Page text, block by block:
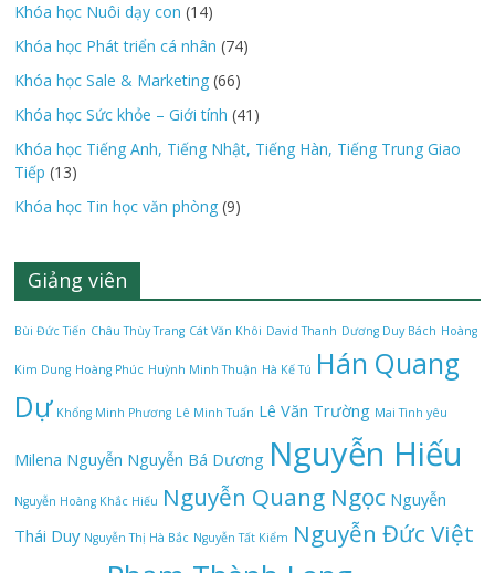
Khóa học Nuôi dạy con (14)
Khóa học Phát triển cá nhân (74)
Khóa học Sale & Marketing (66)
Khóa học Sức khỏe – Giới tính (41)
Khóa học Tiếng Anh, Tiếng Nhật, Tiếng Hàn, Tiếng Trung Giao
Tiếp (13)
Khóa học Tin học văn phòng (9)
Giảng viên
Bùi Đức Tiến Châu Thùy Trang Cát Văn Khôi David Thanh Dương Duy Bách Hoàng
Kim Dung Hoàng Phúc Huỳnh Minh Thuận Hà Kế Tú Hán Quang
Dự Khổng Minh Phương Lê Minh Tuấn Lê Văn Trường Mai Tình yêu
Milena Nguyễn Nguyễn Bá Dương Nguyễn Hiếu
Nguyễn Hoàng Khắc Hiếu Nguyễn Quang Ngọc Nguyễn
Thái Duy Nguyễn Thị Hà Bắc Nguyễn Tất Kiểm Nguyễn Đức Việt